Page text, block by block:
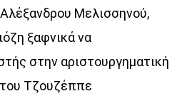
Μελισσηνού,
ξαφνικά να
στην αριστουργηματική
Τζουζέππε